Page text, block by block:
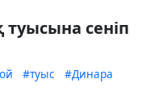
сеніп
#туыс
#Динара